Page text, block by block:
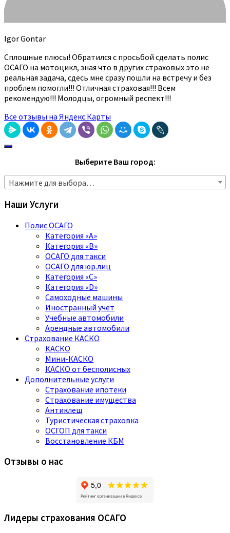
Igor Gontar
Сплошные плюсы! Обратился с просьбой сделать полис
ОСАГО на мотоцикл, зная что в других страховых это не
реальная задача, сдесь мне сразу пошли на встречу и без
проблем помогли!!! Отличная страховая!!! Всем
рекомендую!!! Молодцы, огромный респект!!!
Все отзывы на Яндекс.Карты
Выберите Ваш город:
Нажмите для выбора…
Наши Услуги
Полис ОСАГО
Категория «A»
Категория «B»
ОСАГО для такси
ОСАГО для юр.лиц
Категория «C»
Категория «D»
Самоходные машины
Иностранный учет
Учебные автомобили
Арендные автомобили
Страхование КАСКО
КАСКО
Мини-КАСКО
КАСКО от бесполисных
Дополнительные услуги
Страхование ипотеки
Страхование имущества
Антиклещ
Туристическая страховка
ОСГОП для такси
Восстановление КБМ
Отзывы о нас
Лидеры страхования ОСАГО